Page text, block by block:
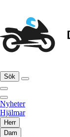
Sök
Nyheter
Hjälmar
Herr
Dam